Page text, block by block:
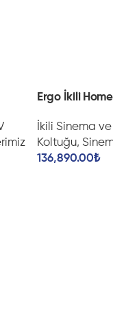
Ergo İkili
İkili Sinema
Koltuğu,
136,890.00₺